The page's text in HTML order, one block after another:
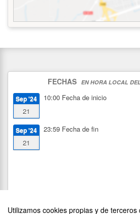
Utilizamos cookies propias y de
FECHAS EN HORA LOCAL
Sep '24
21
10:00 Fecha de inicio
Sep '24
21
23:59 Fecha de fin